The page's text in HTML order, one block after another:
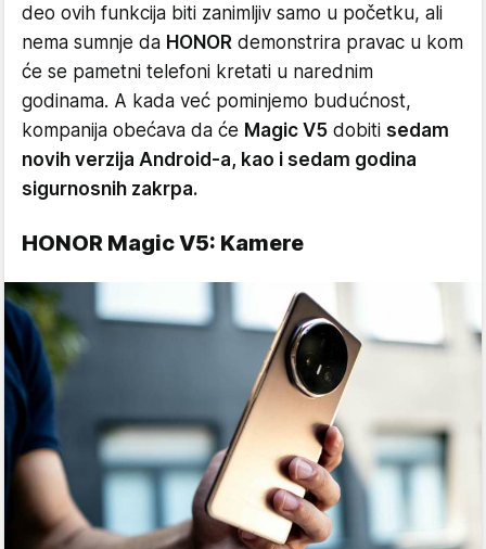
deo ovih funkcija biti zanimljiv samo u početku, ali
nema sumnje da HONOR demonstrira pravac u kom
će se pametni telefoni kretati u narednim
godinama. A kada već pominjemo budućnost,
kompanija obećava da će Magic V5 dobiti sedam
novih verzija Android-a, kao i sedam godina
sigurnosnih zakrpa.
HONOR Magic V5: Kamere